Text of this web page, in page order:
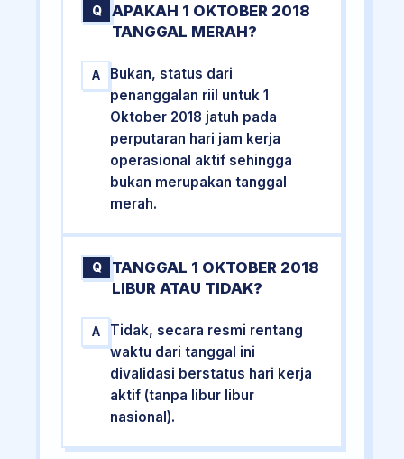
Q
APAKAH 1 OKTOBER 2018
TANGGAL MERAH?
A
Bukan, status dari
penanggalan riil untuk 1
Oktober 2018 jatuh pada
perputaran hari jam kerja
operasional aktif sehingga
bukan merupakan tanggal
merah.
Q
TANGGAL 1 OKTOBER 2018
LIBUR ATAU TIDAK?
A
Tidak, secara resmi rentang
waktu dari tanggal ini
divalidasi berstatus hari kerja
aktif (tanpa libur libur
nasional).